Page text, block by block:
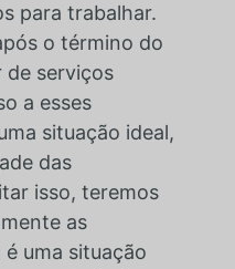
para trabalhar.
o término do
serviços
a esses
situação ideal,
das
isso, teremos
as
é uma situação